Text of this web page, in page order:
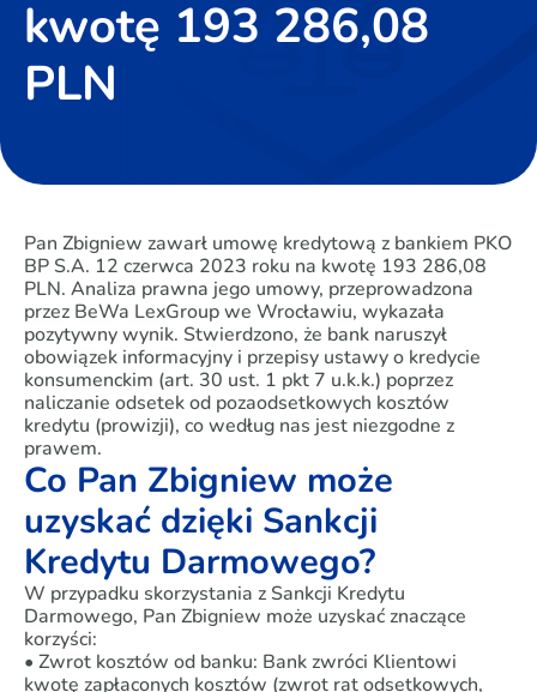
kwotę 193 286,08
PLN
Pan Zbigniew zawarł umowę kredytową z bankiem PKO
BP S.A. 12 czerwca 2023 roku na kwotę 193 286,08
PLN. Analiza prawna jego umowy, przeprowadzona
przez BeWa LexGroup we Wrocławiu, wykazała
pozytywny wynik. Stwierdzono, że bank naruszył
obowiązek informacyjny i przepisy ustawy o kredycie
konsumenckim (art. 30 ust. 1 pkt 7 u.k.k.) poprzez
naliczanie odsetek od pozaodsetkowych kosztów
kredytu (prowizji), co według nas jest niezgodne z
prawem.
Co Pan Zbigniew może
uzyskać dzięki Sankcji
Kredytu Darmowego?
W przypadku skorzystania z Sankcji Kredytu
Darmowego, Pan Zbigniew może uzyskać znaczące
korzyści:
• Zwrot kosztów od banku: Bank zwróci Klientowi
kwotę zapłaconych kosztów (zwrot rat odsetkowych,